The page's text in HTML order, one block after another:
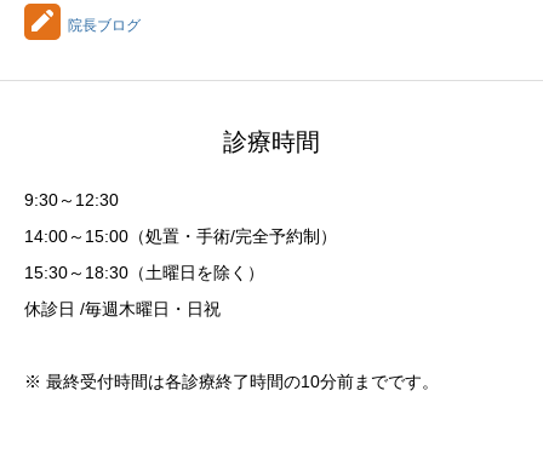
院長ブログ
診療時間
9:30～12:30
14:00～15:00（処置・手術/完全予約制）
15:30～18:30（土曜日を除く）
休診日 /毎週木曜日・日祝
※ 最終受付時間は各診療終了時間の10分前までです。